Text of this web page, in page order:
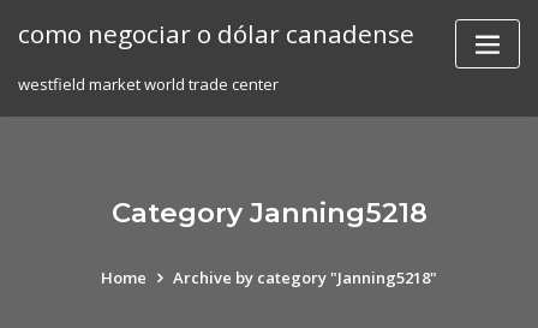
como negociar o dólar canadense
westfield market world trade center
Category Janning5218
Home Archive by category "Janning5218"